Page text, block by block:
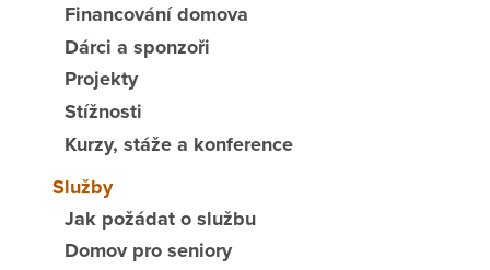
Financování domova
Dárci a sponzoři
Projekty
Stížnosti
Kurzy, stáže a konference
Služby
Jak požádat o službu
Domov pro seniory